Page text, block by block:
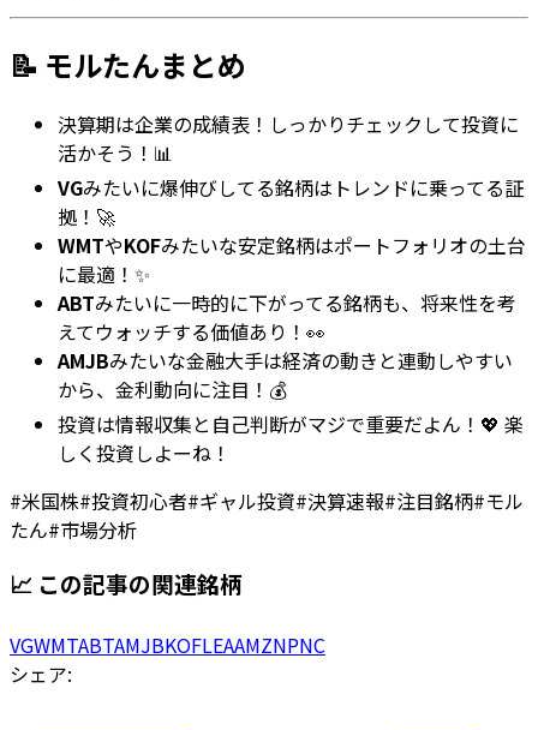
📝 モルたんまとめ
決算期は企業の成績表！しっかりチェックして投資に
活かそう！📊
VGみたいに爆伸びしてる銘柄はトレンドに乗ってる証
拠！🚀
WMTやKOFみたいな安定銘柄はポートフォリオの土台
に最適！✨
ABTみたいに一時的に下がってる銘柄も、将来性を考
えてウォッチする価値あり！👀
AMJBみたいな金融大手は経済の動きと連動しやすい
から、金利動向に注目！💰
投資は情報収集と自己判断がマジで重要だよん！💖 楽
しく投資しよーね！
#米国株#投資初心者#ギャル投資#決算速報#注目銘柄#モル
たん#市場分析
📈 この記事の関連銘柄
VGWMTABTAMJBKOFLEAAMZNPNC
シェア: